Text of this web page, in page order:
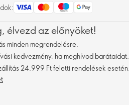
élvezd az előnyöket!
minden megrendelésre.
kedvezmény, ha meghívod barátaidat.
24.999 Ft feletti rendelések esetén.